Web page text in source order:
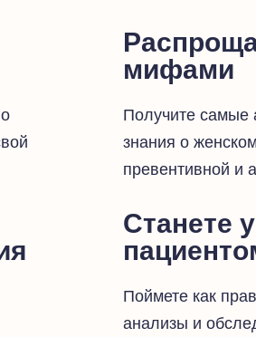
мифами
Получите самые
знания о
превентивной и
Станете
Поймете как
анализы и